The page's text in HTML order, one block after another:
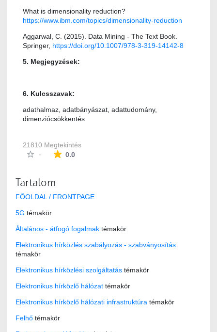
What is dimensionality reduction?
https://www.ibm.com/topics/dimensionality-reduction
Aggarwal, C. (2015). Data Mining - The Text Book.
Springer, https://doi.org/10.1007/978-3-319-14142-8
5. Megjegyzések:
6. Kulcsszavak:
adathalmaz, adatbányászat, adattudomány,
dimenziócsökkentés
21810 Megtekintés
-
0.0Az átlagos minősítés 0 csillag a lehetséges 5-
Tartalom
FŐOLDAL / FRONTPAGE
5G témakör
Általános - átfogó fogalmak témakör
Elektronikus hírközlés szabályozás - szabványosítás
témakör
Elektronikus hírközlési szolgáltatás témakör
Elektronikus hírközlő hálózat témakör
Elektronikus hírközlő hálózati infrastruktúra témakör
Felhő témakör